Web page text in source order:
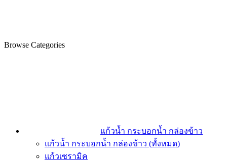
Browse Categories
แก้วน้ำ กระบอกน้ำ กล่องข้าว
แก้วน้ำ กระบอกน้ำ กล่องข้าว (ทั้งหมด)
แก้วเซรามิค